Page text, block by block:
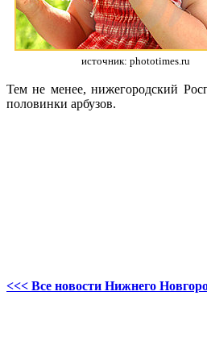
источник: phototimes.ru
Тем не менее, нижегородский
половинки арбузов.
<<< Все новости Нижнего